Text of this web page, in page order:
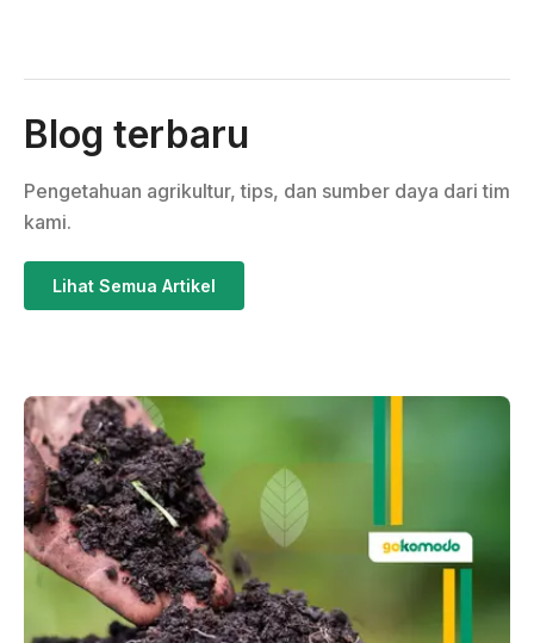
Blog terbaru
Pengetahuan agrikultur, tips, dan sumber daya dari tim
kami.
Lihat Semua Artikel